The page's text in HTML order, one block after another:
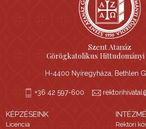
Szent Atanáz
Görögkatolikus Hittudományi
H-4400 Nyíregyháza, Bethlen G.
+36 42 597-600
KÉPZÉSEINK
Licencia
Rektori